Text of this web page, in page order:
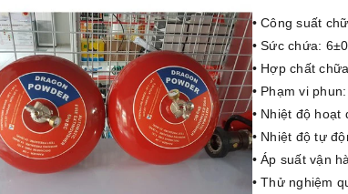
• Công suất
• Sức chứa:
• Hợp chất
• Phạm vi
• Nhiệt độ hoạt
• Nhiệt độ tự
• Áp suất vận
• Thử nghiệm